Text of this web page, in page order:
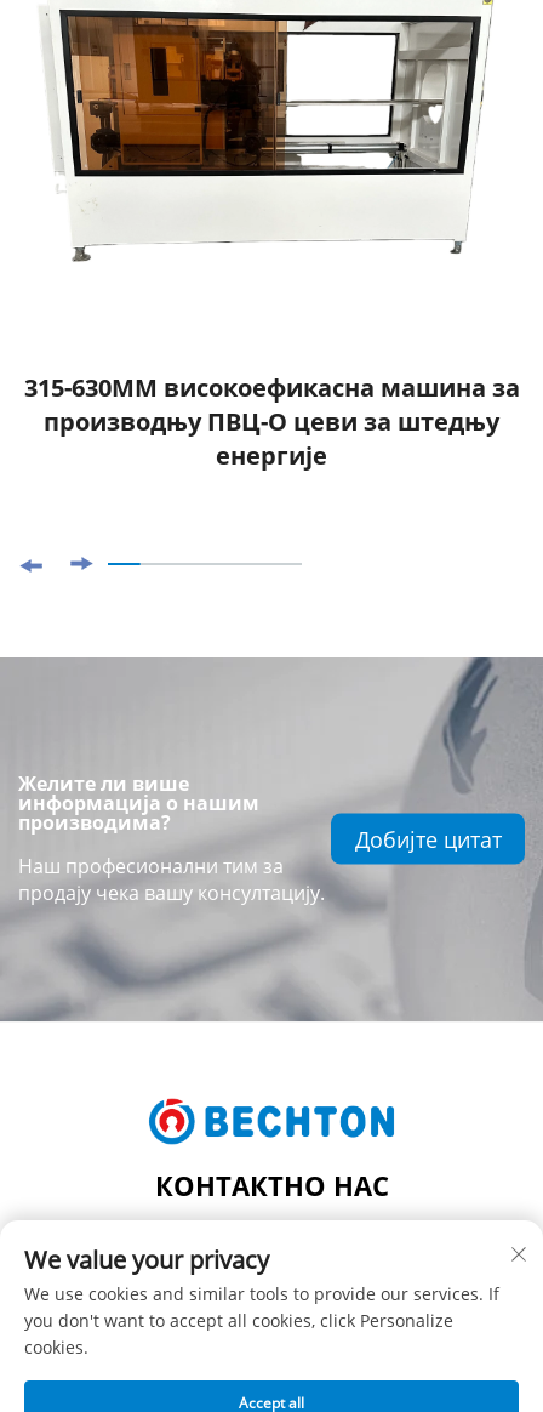
315-630ММ високоефикасна машина за
производњу ПВЦ-О цеви за штедњу
енергије
Желите ли више
информација о нашим
производима?
Наш професионални тим за
продају чека вашу консултацију.
Добијте цитат
КОНТАКТНО НАС
ЗАНГЈАГАНГ, ПРОВИНЦИЈА ЈИАНГСУ, КИНА
Телефон:+86-13962240078
Е-маил: [email protected]
We value your privacy
We use cookies and similar tools to provide our services. If
you don't want to accept all cookies, click Personalize
cookies.
Accept all